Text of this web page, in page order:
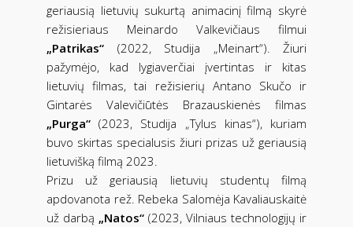
geriausią lietuvių sukurtą animacinį filmą skyrė
režisieriaus Meinardo Valkevičiaus filmui
„Patrikas“ (2022, Studija „Meinart“). Žiuri
pažymėjo, kad lygiaverčiai įvertintas ir kitas
lietuvių filmas, tai režisierių Antano Skučo ir
Gintarės Valevičiūtės Brazauskienės filmas
„Purga“(2023, Studija „Tylus kinas“), kuriam
buvo skirtas specialusis žiuri prizas už geriausią
lietuvišką filmą 2023.
Prizu už geriausią lietuvių studentų filmą
apdovanota rež. Rebeka Salomėja Kavaliauskaitė
už darbą „Natos“ (2023, Vilniaus technologijų ir